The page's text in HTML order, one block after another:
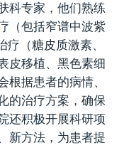
科专家，他们熟练
（包括窄谱中波紫
（糖皮质激素、
皮移植、黑色素细
根据患者的病情、
的治疗方案，确保
还积极开展科研项
新方法，为患者提